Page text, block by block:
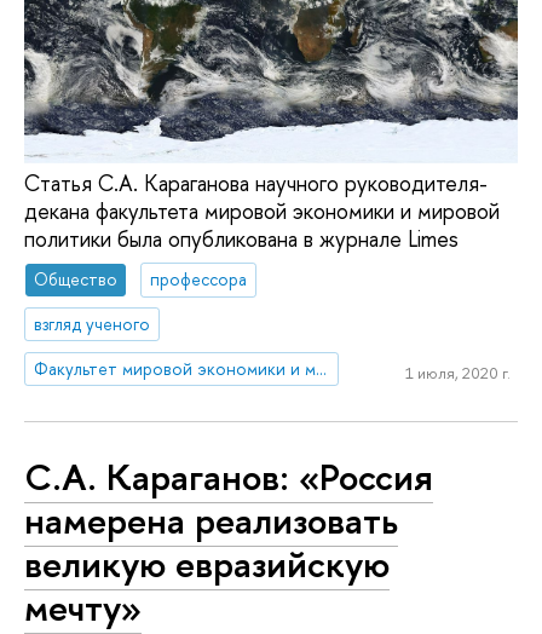
Cтатья С.А. Караганова научного руководителя-
декана факультета мировой экономики и мировой
политики была опубликована в журнале Limes
Общество
профессора
взгляд ученого
Факультет мировой экономики и мировой политики
1 июля, 2020 г.
С.А. Караганов: «Россия
намерена реализовать
великую евразийскую
мечту»